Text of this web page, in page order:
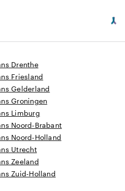
Drenthe
Friesland
Gelderland
Groningen
Limburg
Noord-Brabant
Noord-Holland
Utrecht
Zeeland
Zuid-Holland